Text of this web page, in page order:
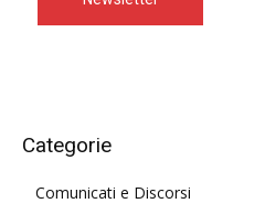
Categorie
Comunicati e Discorsi